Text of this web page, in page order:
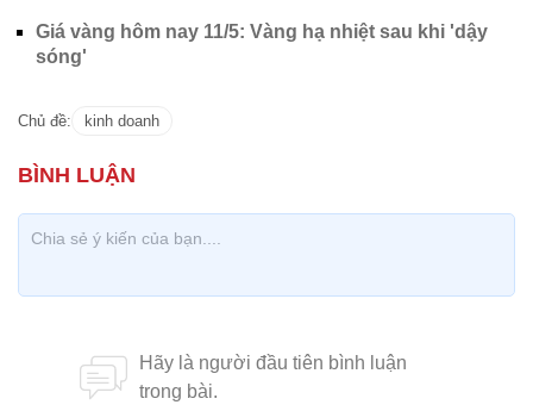
Giá vàng hôm nay 11/5: Vàng hạ nhiệt sau khi 'dậy
sóng'
Chủ đề: kinh doanh